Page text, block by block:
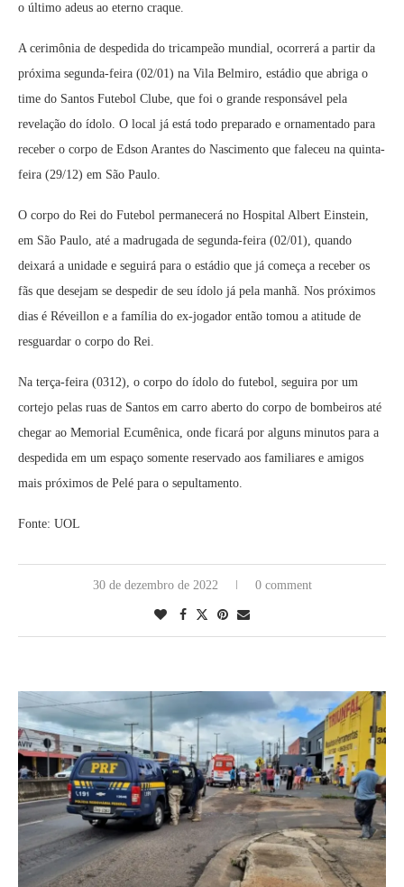
o último adeus ao eterno craque.
A cerimônia de despedida do tricampeão mundial, ocorrerá a partir da
próxima segunda-feira (02/01) na Vila Belmiro, estádio que abriga o
time do Santos Futebol Clube, que foi o grande responsável pela
revelação do ídolo. O local já está todo preparado e ornamentado para
receber o corpo de Edson Arantes do Nascimento que faleceu na quinta-
feira (29/12) em São Paulo.
O corpo do Rei do Futebol permanecerá no Hospital Albert Einstein,
em São Paulo, até a madrugada de segunda-feira (02/01), quando
deixará a unidade e seguirá para o estádio que já começa a receber os
fãs que desejam se despedir de seu ídolo já pela manhã. Nos próximos
dias é Réveillon e a família do ex-jogador então tomou a atitude de
resguardar o corpo do Rei.
Na terça-feira (0312), o corpo do ídolo do futebol, seguira por um
cortejo pelas ruas de Santos em carro aberto do corpo de bombeiros até
chegar ao Memorial Ecumênica, onde ficará por alguns minutos para a
despedida em um espaço somente reservado aos familiares e amigos
mais próximos de Pelé para o sepultamento.
Fonte: UOL
30 de dezembro de 2022 0 comment